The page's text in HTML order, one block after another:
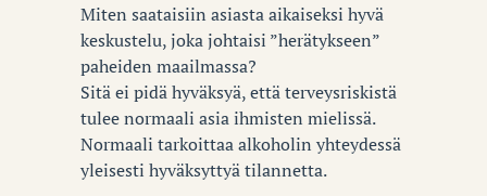
Miten saataisiin asiasta aikaiseksi hyvä
keskustelu, joka johtaisi ”herätykseen”
paheiden maailmassa?
Sitä ei pidä hyväksyä, että terveysriskistä
tulee normaali asia ihmisten mielissä.
Normaali tarkoittaa alkoholin yhteydessä
yleisesti hyväksyttyä tilannetta.